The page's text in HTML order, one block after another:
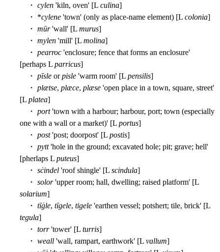
・ cylen 'kiln, oven' [L culina]
・ *cylene 'town' (only as place-name element) [L colonia]
・ mūr'wall' [L murus]
・ mylen 'mill' [L molina]
・ pearroc 'enclosure; fence that forms an enclosure'
[perhaps L parricus]
・ pīsle orpisle 'warm room' [L pensilis]
・ plætse, plæce, plæse 'open place in a town, square, street'
[L platea]
・ port'town with a harbour; harbour, port; town (especially
one with a wall or a market)' [L portus]
・ post'post; doorpost' [L postis]
・ pytt'hole in the ground; excavated hole; pit; grave; hell'
[pherlaps L puteus]
・ sċindel 'roof shingle' [L scindula]
・ solor'upper room; hall, dwelling; raised platform' [L
solarium]
・ tīġle, tīgele, tigele 'earthen vessel; potshert; tile, brick' [L
tegula]
・ torr'tower' [L turris]
・ weall 'wall, rampart, earthwork' [L vallum]